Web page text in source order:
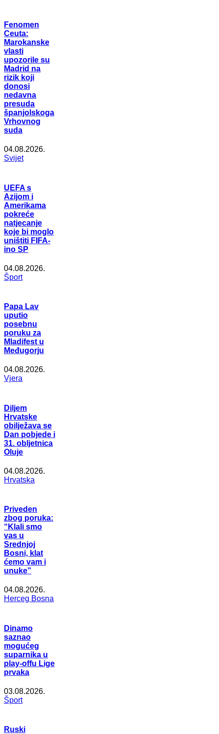
Fenomen
Ceuta:
Marokanske
vlasti
upozorile su
Madrid na
rizik koji
donosi
nedavna
presuda
španjolskoga
Vrhovnog
suda
04.08.2026.
Svijet
UEFA s
Azijom i
Amerikama
pokreće
natjecanje
koje bi moglo
uništiti FIFA-
ino SP
04.08.2026.
Šport
Papa Lav
uputio
posebnu
poruku za
Mladifest u
Međugorju
04.08.2026.
Vjera
Diljem
Hrvatske
obilježava se
Dan pobjede i
31. obljetnica
Oluje
04.08.2026.
Hrvatska
Priveden
zbog poruka:
“Klali smo
vas u
Srednjoj
Bosni, klat
ćemo vam i
unuke”
04.08.2026.
Herceg Bosna
Dinamo
saznao
mogućeg
suparnika u
play-offu Lige
prvaka
03.08.2026.
Šport
Ruski